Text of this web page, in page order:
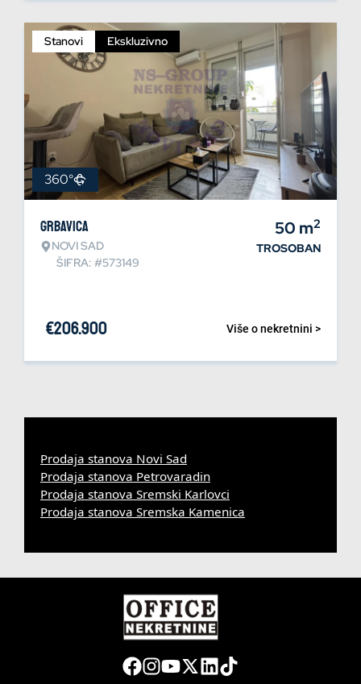
Stanovi Ekskluzivno
360°
Grbavica
NOVI SAD
ŠIFRA: #573149
50 m2
TROSOBAN
Više o nekretnini >
€206.900
Prodaja stanova Novi Sad
Prodaja stanova Petrovaradin
Prodaja stanova Sremski Karlovci
Prodaja stanova Sremska Kamenica